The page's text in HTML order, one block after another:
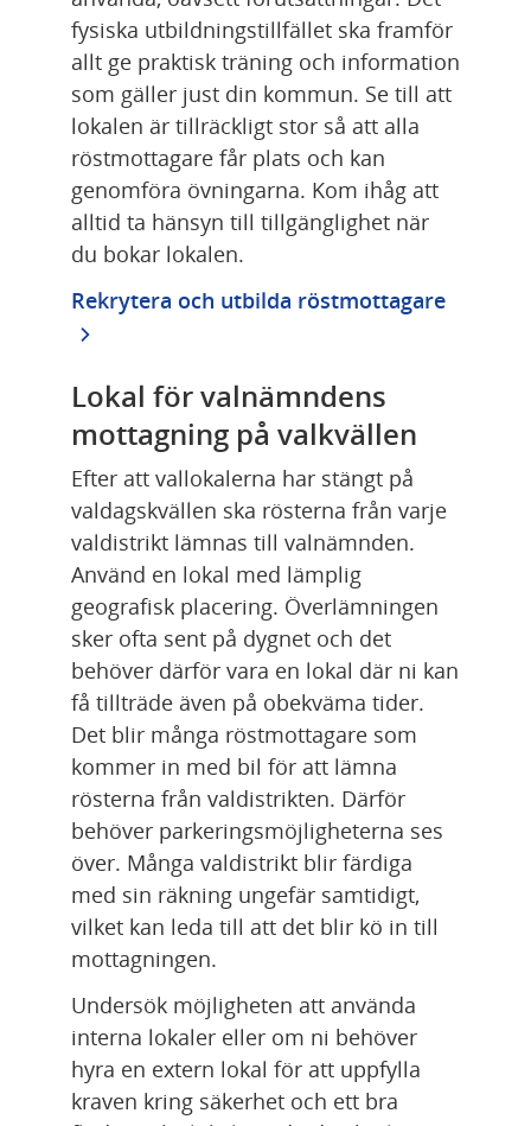
fysiska utbildningstillfället ska framför
allt ge praktisk träning och information
som gäller just din kommun. Se till att
lokalen är tillräckligt stor så att alla
röstmottagare får plats och kan
genomföra övningarna. Kom ihåg att
alltid ta hänsyn till tillgänglighet när
du bokar lokalen.
Rekrytera och utbilda röstmottagare
Lokal för valnämndens
mottagning på valkvällen
Efter att vallokalerna har stängt på
valdagskvällen ska rösterna från varje
valdistrikt lämnas till valnämnden.
Använd en lokal med lämplig
geografisk placering. Överlämningen
sker ofta sent på dygnet och det
behöver därför vara en lokal där ni kan
få tillträde även på obekväma tider.
Det blir många röstmottagare som
kommer in med bil för att lämna
rösterna från valdistrikten. Därför
behöver parkeringsmöjligheterna ses
över. Många valdistrikt blir färdiga
med sin räkning ungefär samtidigt,
vilket kan leda till att det blir kö in till
mottagningen.
Undersök möjligheten att använda
interna lokaler eller om ni behöver
hyra en extern lokal för att uppfylla
kraven kring säkerhet och ett bra